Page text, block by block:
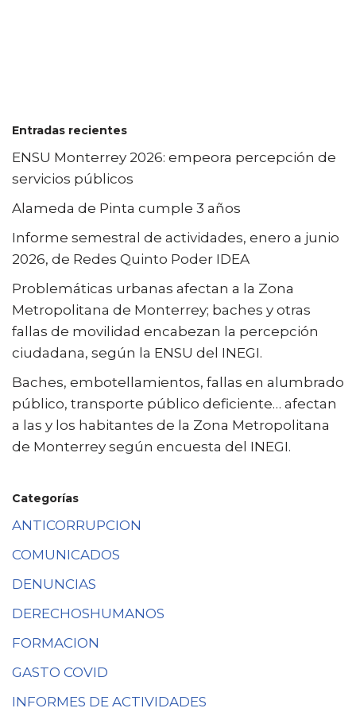
Entradas recientes
ENSU Monterrey 2026: empeora percepción de
servicios públicos
Alameda de Pinta cumple 3 años
Informe semestral de actividades, enero a junio
2026, de Redes Quinto Poder IDEA
Problemáticas urbanas afectan a la Zona
Metropolitana de Monterrey; baches y otras
fallas de movilidad encabezan la percepción
ciudadana, según la ENSU del INEGI.
Baches, embotellamientos, fallas en alumbrado
público, transporte público deficiente… afectan
a las y los habitantes de la Zona Metropolitana
de Monterrey según encuesta del INEGI.
Categorías
ANTICORRUPCION
COMUNICADOS
DENUNCIAS
DERECHOSHUMANOS
FORMACION
GASTO COVID
INFORMES DE ACTIVIDADES